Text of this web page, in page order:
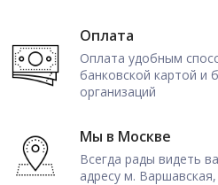
Оплата
Оплата удобным
банковской картой и
организаций
Мы в Москве
Всегда рады видеть
адресу м.